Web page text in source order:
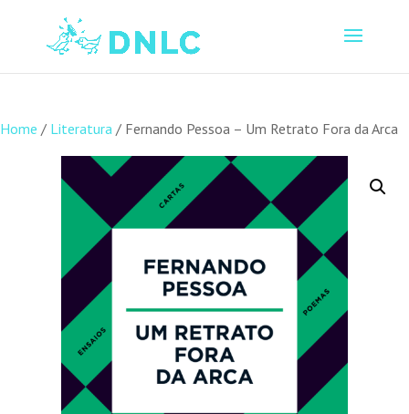
Home / Literatura / Fernando Pessoa – Um Retrato Fora da Arca